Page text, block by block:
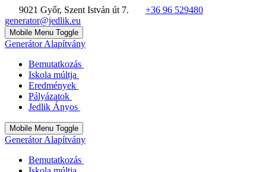
9021 Győr, Szent István út 7.
+36 96 529480
generator@jedlik.eu
Mobile Menu Toggle
Generátor Alapítvány
Bemutatkozás
Iskola múltja
Eredmények
Pályázatok
Jedlik Ányos
Mobile Menu Toggle
Generátor Alapítvány
Bemutatkozás